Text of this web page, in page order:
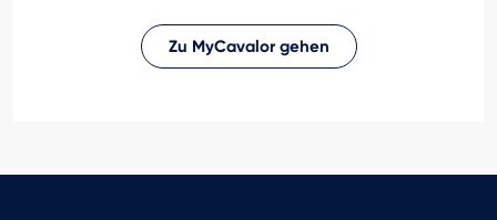
Zu MyCavalor gehen